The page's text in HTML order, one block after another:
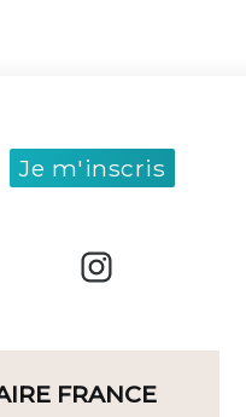
Je m'inscris
FRANCE